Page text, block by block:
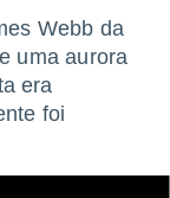
Webb da
uma aurora
era
foi